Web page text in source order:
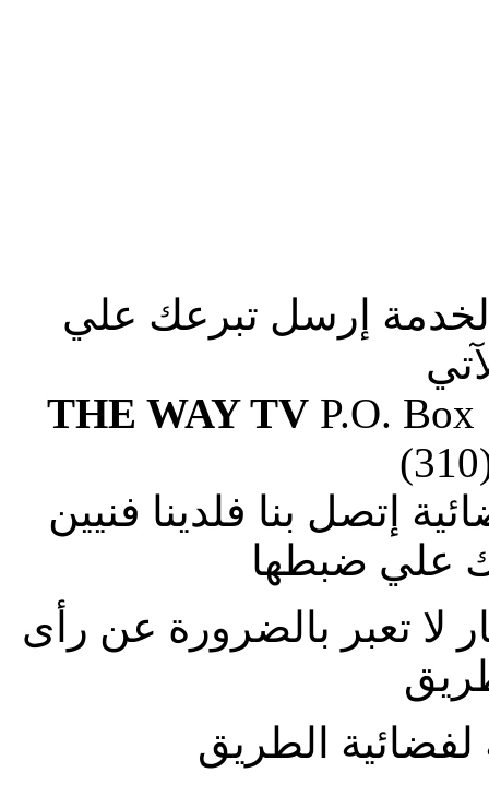
إرسل تبرعك علي
THE WAY TVP.O. Box
إتصل بنا فلدينا فنيين
علي ضبطها
لا تعبر بالضرورة عن رأى
الطريق